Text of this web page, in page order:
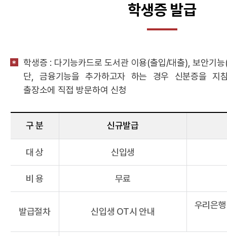
학생증 발급
학생증 : 다기능카드로 도서관 이용(출입/대출), 보안기
단, 금융기능을 추가하고자 하는 경우 신분증을 지
출장소에 직접 방문하여 신청
구 분 신규발급
대 상 신입생
비 용 무료
발급절차 신입생 OT시 안내
우리은